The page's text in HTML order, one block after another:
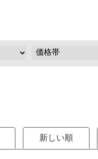
新しい順